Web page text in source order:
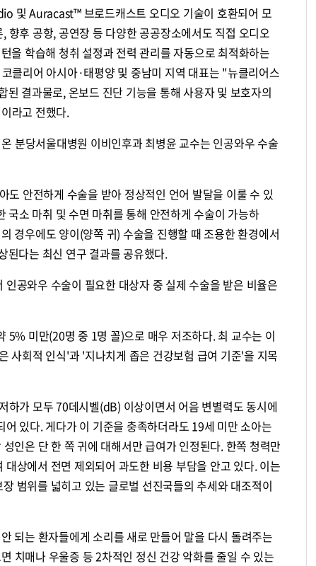
및 Auracast™ 브로드캐스트 오디오 기술이 호환되어 모
향후 공항, 공연장 등 다양한 공공장소에서도 직접 오디오
을 학습해 청취 설정과 전력 관리를 자동으로 최적화하는
클리어 아시아·태평양 및 중남미 지역 대표는 "뉴클리어스
결과물로, 온보드 진단 기능을 통해 사용자 및 보호자의
라고 전했다.
분당서울대병원 이비인후과 최병윤 교수는 인공와우 수술
안전하게 수술을 받아 정상적인 언어 발달을 이룰 수 있
소 마취 및 수면 마취를 통해 안전하게 수술이 가능하
경우에도 양이(양쪽 귀) 수술을 진행할 때 조용한 환경에서
된다는 최신 연구 결과를 공유했다.
공와우 수술이 필요한 대상자 중 실제 수술을 받은 비율은
5% 미만(20명 중 1명 꼴)으로 매우 저조하다. 최 교수는 이
사회적 인식'과 '지나치게 좁은 건강보험 급여 기준'을 지목
하가 모두 70데시벨(dB) 이상이면서 어음 변별력도 동시에
있다. 게다가 이 기준을 충족하더라도 19세 미만 소아는
인은 단 한 쪽 귀에 대해서만 급여가 인정된다. 한쪽 청력만
상에서 전면 제외되어 과도한 비용 부담을 안고 있다. 이는
범위를 넓히고 있는 글로벌 선진국들의 추세와 대조적이
되는 환자들에게 소리를 새로 만들어 말을 다시 돌려주는
치매나 우울증 등 2차적인 정신 건강 악화를 줄일 수 있는